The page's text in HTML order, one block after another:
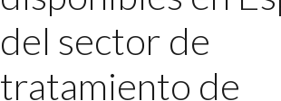
Medio Ambiente
Legislación
Portal de Clientes
Matriz Premium
del sector de
tratamiento de